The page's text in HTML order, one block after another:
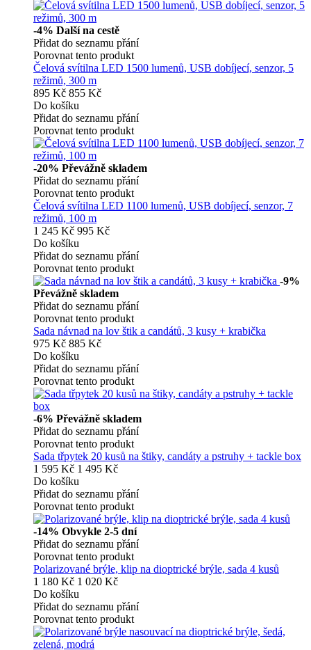
-4% Další na cestě
Přidat do seznamu přání
Porovnat tento produkt
Čelová svítilna LED 1500 lumenů, USB dobíjecí, senzor, 5
režimů, 300 m
895 Kč 855 Kč
Do košíku
Přidat do seznamu přání
Porovnat tento produkt
-20% Převážně skladem
Přidat do seznamu přání
Porovnat tento produkt
Čelová svítilna LED 1100 lumenů, USB dobíjecí, senzor, 7
režimů, 100 m
1 245 Kč 995 Kč
Do košíku
Přidat do seznamu přání
Porovnat tento produkt
-9%
Převážně skladem
Přidat do seznamu přání
Porovnat tento produkt
Sada návnad na lov štik a candátů, 3 kusy + krabička
975 Kč 885 Kč
Do košíku
Přidat do seznamu přání
Porovnat tento produkt
-6% Převážně skladem
Přidat do seznamu přání
Porovnat tento produkt
Sada třpytek 20 kusů na štiky, candáty a pstruhy + tackle box
1 595 Kč 1 495 Kč
Do košíku
Přidat do seznamu přání
Porovnat tento produkt
-14% Obvykle 2-5 dní
Přidat do seznamu přání
Porovnat tento produkt
Polarizované brýle, klip na dioptrické brýle, sada 4 kusů
1 180 Kč 1 020 Kč
Do košíku
Přidat do seznamu přání
Porovnat tento produkt